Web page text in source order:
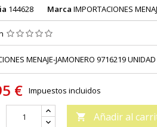
144628 Marca IMPORTACIONES
MENAJE-JAMONERO 9716219 UNIDAD
€ Impuestos incluidos
 Añadir al